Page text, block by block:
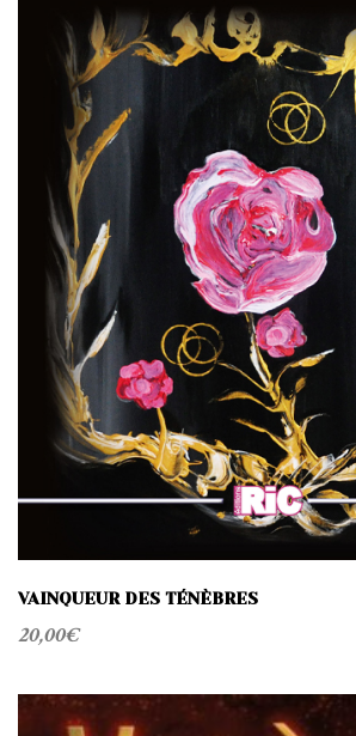
VAINQUEUR DES TÉNÈBRES
20,00€